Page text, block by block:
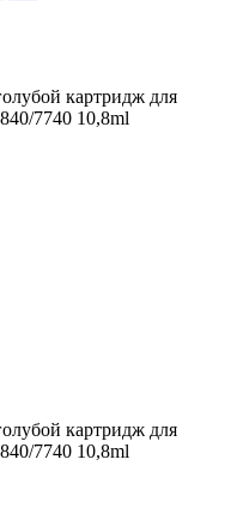
картридж для
7740 10,8ml
картридж для
7740 10,8ml